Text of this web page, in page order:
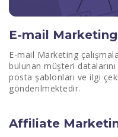
E-mail Marketing
E-mail Marketing
bulunan müşteri
posta şablonları ve ilgi
gönderilmektedir.
Affiliate